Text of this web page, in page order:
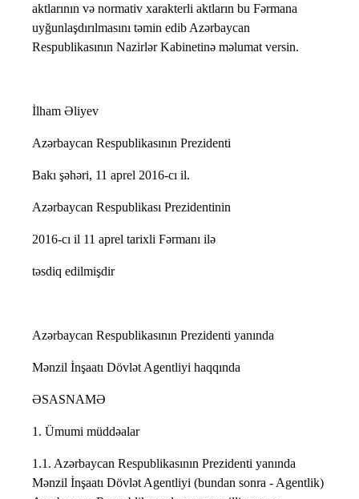
aktlarının və normativ xarakterli aktların bu Fərmana
uyğunlaşdırılmasını təmin edib Azərbaycan
Respublikasının Nazirlər Kabinetinə məlumat versin.
İlham Əliyev
Azərbaycan Respublikasının Prezidenti
Bakı şəhəri, 11 aprel 2016-cı il.
Azərbaycan Respublikası Prezidentinin
2016-cı il 11 aprel tarixli Fərmanı ilə
təsdiq edilmişdir
Azərbaycan Respublikasının Prezidenti yanında
Mənzil İnşaatı Dövlət Agentliyi haqqında
ƏSASNAMƏ
1. Ümumi müddəalar
1.1. Azərbaycan Respublikasının Prezidenti yanında
Mənzil İnşaatı Dövlət Agentliyi (bundan sonra - Agentlik)